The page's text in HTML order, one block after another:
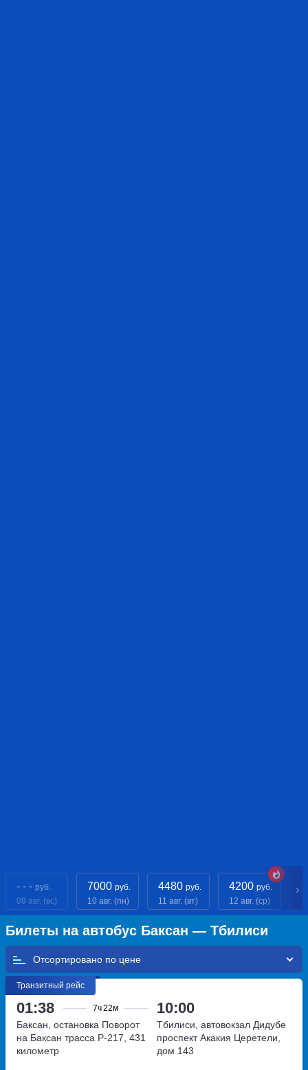
- - - руб.
09 авг. (вс)
7000 руб.
10 авг. (пн)
4480 руб.
11 авг. (вт)
4200 руб.
12 авг. (ср)
Билеты на автобус Баксан — Тбилиси
Отсортировано по
Транзитный рейс
01:38 7ч22м 10:00
Баксан, остановка Поворот
на Баксан трасса Р-217, 431
километр
Тбилиси, автовокзал Дидубе
проспект Акакия Церетели,
дом 143